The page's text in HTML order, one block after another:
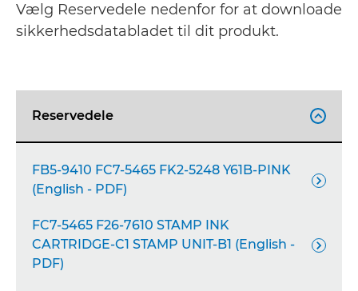
Vælg Reservedele nedenfor for at downloade
sikkerhedsdatabladet til dit produkt.
Reservedele 
FB5-9410 FC7-5465 FK2-5248 Y61B-PINK
(English - PDF)

FC7-5465 F26-7610 STAMP INK
CARTRIDGE-C1 STAMP UNIT-B1 (English -
PDF)
